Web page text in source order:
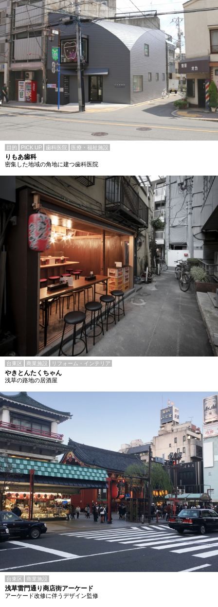
目的 PICK UP 歯科医院 医療・福祉施設
りもあ歯科
密集した地域の角地に建つ歯科医院
台東区 商業施設 リフォーム・インテリア
やきとんたくちゃん
浅草の路地の居酒屋
台東区 商業施設
浅草雷門通り商店街アーケード
アーケード改修に伴うデザイン監修